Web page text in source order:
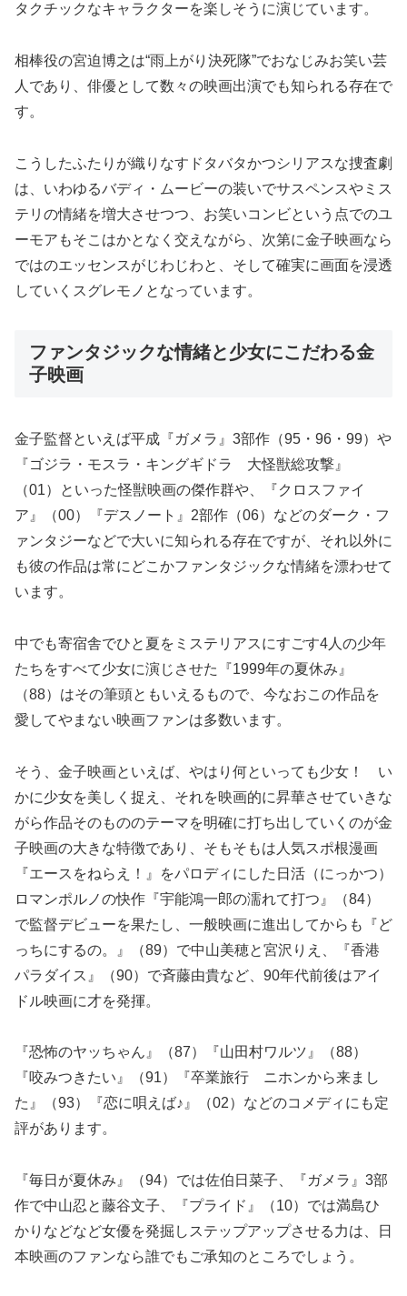
タクチックなキャラクターを楽しそうに演じています。
相棒役の宮迫博之は“雨上がり決死隊”でおなじみお笑い芸
人であり、俳優として数々の映画出演でも知られる存在で
す。
こうしたふたりが織りなすドタバタかつシリアスな捜査劇
は、いわゆるバディ・ムービーの装いでサスペンスやミス
テリの情緒を増大させつつ、お笑いコンビという点でのユ
ーモアもそこはかとなく交えながら、次第に金子映画なら
ではのエッセンスがじわじわと、そして確実に画面を浸透
していくスグレモノとなっています。
ファンタジックな情緒と少女にこだわる金
子映画
金子監督といえば平成『ガメラ』3部作（95・96・99）や
『ゴジラ・モスラ・キングギドラ 大怪獣総攻撃』
（01）といった怪獣映画の傑作群や、『クロスファイ
ア』（00）『デスノート』2部作（06）などのダーク・フ
ァンタジーなどで大いに知られる存在ですが、それ以外に
も彼の作品は常にどこかファンタジックな情緒を漂わせて
います。
中でも寄宿舎でひと夏をミステリアスにすごす4人の少年
たちをすべて少女に演じさせた『1999年の夏休み』
（88）はその筆頭ともいえるもので、今なおこの作品を
愛してやまない映画ファンは多数います。
そう、金子映画といえば、やはり何といっても少女！ い
かに少女を美しく捉え、それを映画的に昇華させていきな
がら作品そのもののテーマを明確に打ち出していくのが金
子映画の大きな特徴であり、そもそもは人気スポ根漫画
『エースをねらえ！』をパロディにした日活（にっかつ）
ロマンポルノの快作『宇能鴻一郎の濡れて打つ』（84）
で監督デビューを果たし、一般映画に進出してからも『ど
っちにするの。』（89）で中山美穂と宮沢りえ、『香港
パラダイス』（90）で斉藤由貴など、90年代前後はアイ
ドル映画に才を発揮。
『恐怖のヤッちゃん』（87）『山田村ワルツ』（88）
『咬みつきたい』（91）『卒業旅行 ニホンから来まし
た』（93）『恋に唄えば♪』（02）などのコメディにも定
評があります。
『毎日が夏休み』（94）では佐伯日菜子、『ガメラ』3部
作で中山忍と藤谷文子、『プライド』（10）では満島ひ
かりなどなど女優を発掘しステップアップさせる力は、日
本映画のファンなら誰でもご承知のところでしょう。